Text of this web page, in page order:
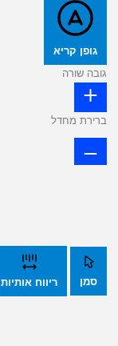
גופן קריא
גובה שורה
ברירת מחדל
סמן ריווח אותיות